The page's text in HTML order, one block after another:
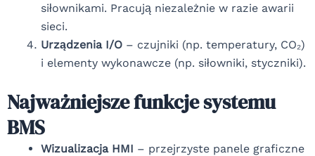
siłownikami. Pracują niezależnie w razie awarii
sieci.
Urządzenia I/O – czujniki (np. temperatury, CO₂)
i elementy wykonawcze (np. siłowniki, styczniki).
Najważniejsze funkcje systemu
BMS
Wizualizacja HMI – przejrzyste panele graficzne